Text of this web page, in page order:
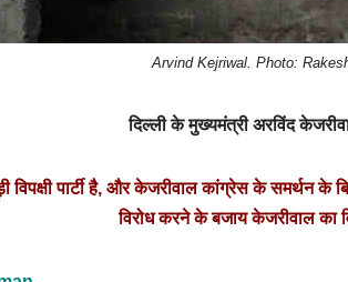
Arvind Kejriwal. Photo:
दिल्ली के मुख्यमंत्री अरविंद
विपक्षी पार्टी है, और केजरीवाल कांग्रेस के समर्थन
विरोध करने के बजाय केजरीवाल का